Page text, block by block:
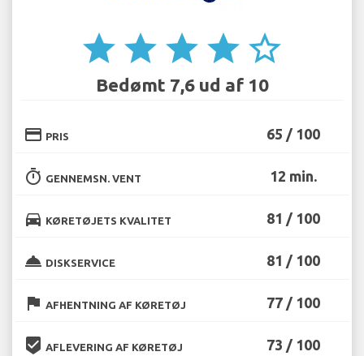
star star star star star_border
Bedømt 7,6 ud af 10
credit_card PRIS 65 / 100
timer GENNEMSN. VENT 12 min.
directions_car KØRETØJETS KVALITET 81 / 100
room_service DISKSERVICE 81 / 100
flag AFHENTNING AF KØRETØJ 77 / 100
beenhere AFLEVERING AF KØRETØJ 73 / 100